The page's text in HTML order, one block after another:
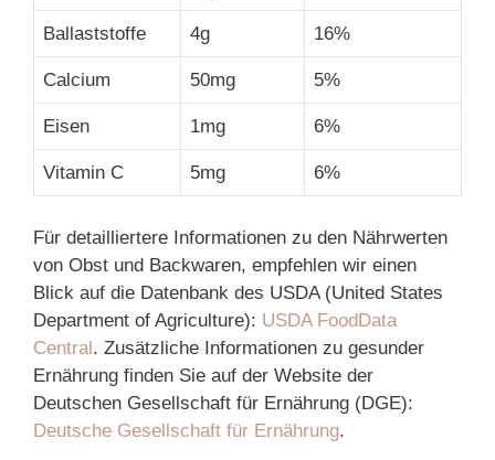
Ballaststoffe 4g 16%
Calcium 50mg 5%
Eisen 1mg 6%
Vitamin C 5mg 6%
Für detailliertere Informationen zu den Nährwerten
von Obst und Backwaren, empfehlen wir einen
Blick auf die Datenbank des USDA (United States
Department of Agriculture): USDA FoodData
Central. Zusätzliche Informationen zu gesunder
Ernährung finden Sie auf der Website der
Deutschen Gesellschaft für Ernährung (DGE):
Deutsche Gesellschaft für Ernährung.